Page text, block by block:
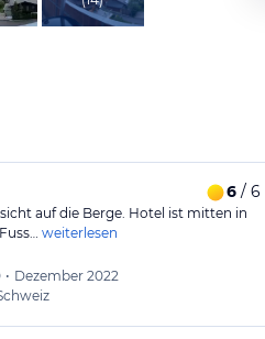
6/ 6
auf die Berge. Hotel ist mitten in
weiterlesen
• Dezember 2022